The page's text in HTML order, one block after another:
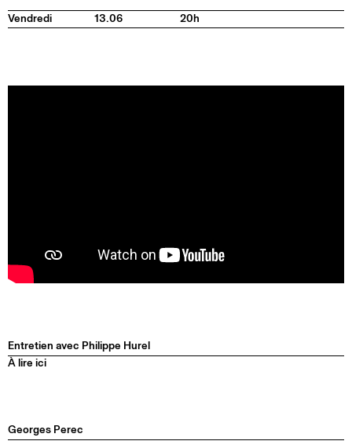
Vendredi 13.06 20h
Entretien avec Philippe Hurel
À lire ici
Georges Perec